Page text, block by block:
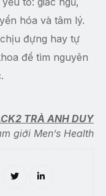
hóa và tâm lý.
đựng hay tự
để tìm nguyên
TRÀ ANH DUY
giới Men’s Health